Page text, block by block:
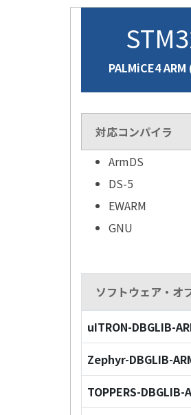
PALMiCE4
対応コンパイラ
ArmDS
DS-5
EWARM
GNU
ソフトウェア・オ
uITRON-DBGLIB-
Zephyr-DBGLIB-
TOPPERS-DBGLIB-